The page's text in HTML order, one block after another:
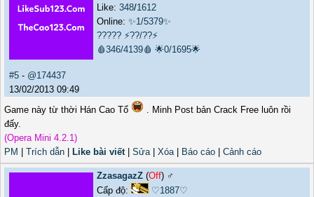
Like: 348/1612
Online: ✨1/5379✨
????? ⚡??/??⚡
🩸346/4139🩸 🌟0/1695🌟
#5 - @174437
13/02/2013 09:49
Game này từ thời Hán Cao Tổ
. Minh Post bản Crack Free luôn rồi
đấy.
(Opera Mini 4.2.1)
PM
Trích dẫn Like bài viết| Sửa| Xóa| Báo cáo Cảnh cáo
ZzasagazZ (Off) ♂️
Cấp độ:
♡1887♡